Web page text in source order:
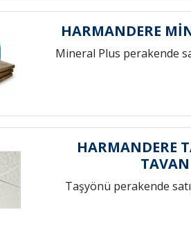
HARMANDERE
Mineral Plus perakende
HARMANDERE
TAVAN
Taşyönü perakende